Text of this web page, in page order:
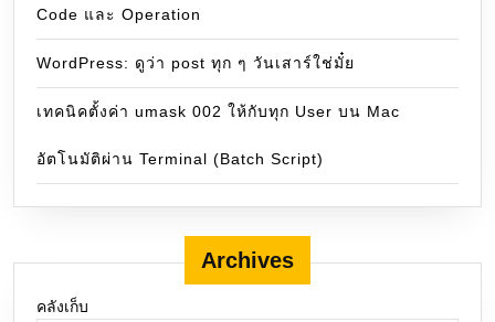
Code และ Operation
WordPress: ดูว่า post ทุก ๆ วันเสาร์ใช่มั๋ย
เทคนิคตั้งค่า umask 002 ให้กับทุก User บน Mac
อัตโนมัติผ่าน Terminal (Batch Script)
Archives
คลังเก็บ